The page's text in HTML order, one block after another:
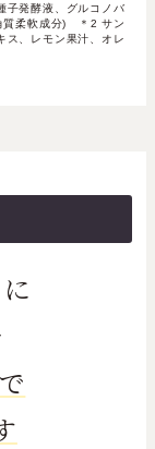
子発酵液、グルコノバ
質柔軟成分) ＊2 サン
ス、レモン果汁、オレ